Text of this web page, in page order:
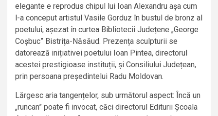
elegante e reprodus chipul lui Ioan Alexandru așa cum
l-a conceput artistul Vasile Gorduz în bustul de bronz al
poetului, așezat în curtea Bibliotecii Județene „George
Coșbuc” Bistrița-Năsăud. Prezența sculpturii se
datorează inițiativei poetului Ioan Pintea, directorul
acestei prestigioase instituții, și Consiliului Județean,
prin persoana președintelui Radu Moldovan.
Lărgesc aria tangențelor, sub următorul aspect: Încă un
„runcan” poate fi invocat, căci directorul Editurii Școala